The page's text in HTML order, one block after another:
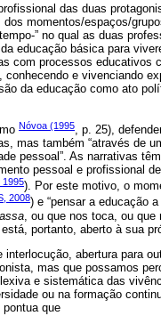
das duas
momentos/espaços/
” no qual as duas
educação básica para
com processos educativos
e vivenciando
da educação como ato
Nóvoa (1995, p. 25),
mas também “através de
pessoal”. As narrativas
pessoal e profissional
1995). Por este motivo, o
2008) e “pensar a educação
, ou que nos toca, ou
portanto, aberto à sua
abertura para
mas que possamos
e sistemática das
ou na formação
que